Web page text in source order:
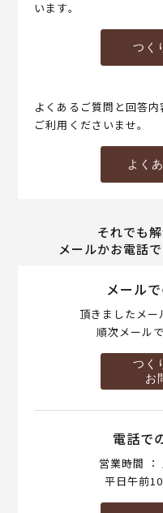
います。
つく
よくあるご質問と回答
ご利用くださいませ。
よく
それでも
メールかお電話
メール
頂きましたメー
順次メール
つく
お
電話で
営業時間 ：
平日午前